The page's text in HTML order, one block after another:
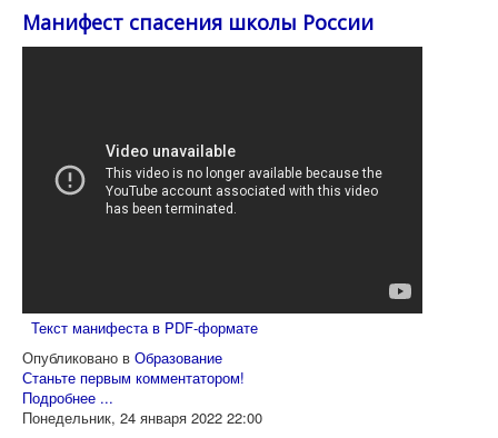
Манифест спасения школы России
Текст манифеста в PDF-формате
Опубликовано в Образование
Станьте первым комментатором!
Подробнее ...
Понедельник, 24 января 2022 22:00